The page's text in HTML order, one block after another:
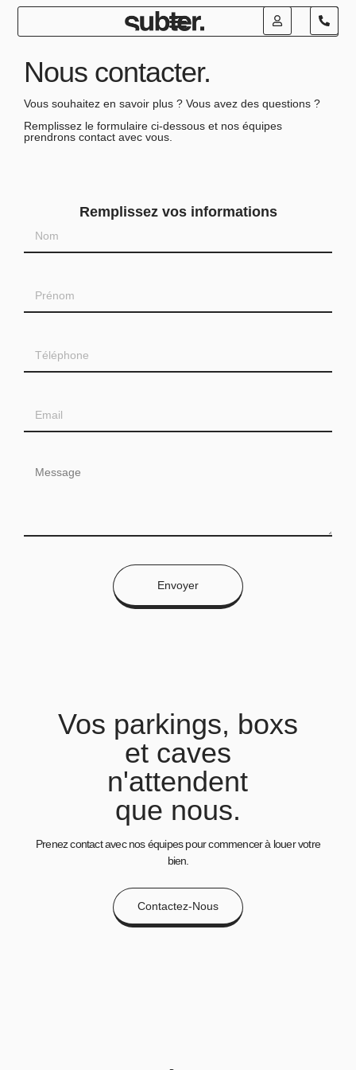
Nous contacter.
Vous souhaitez en savoir plus ? Vous avez des questions ?
Remplissez le formulaire ci-dessous et nos équipes
prendrons contact avec vous.
Remplissez vos informations
Envoyer
Vos parkings, boxs
et caves
n'attendent
que nous.
Prenez contact avec nos équipes pour commencer à louer votre
bien.
Contactez-Nous